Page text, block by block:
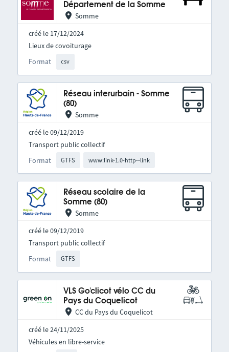
Département de la Somme
Somme
créé le 17/12/2024
Format csv
Lieux de covoiturage
Réseau interurbain - Somme
(80)
Somme
créé le 09/12/2019
Format GTFS www:link-1.0-http--link
Transport public collectif
Réseau scolaire de la
Somme (80)
Somme
créé le 09/12/2019
Format GTFS
Transport public collectif
VLS Go'clicot vélo CC du
Pays du Coquelicot
CC du Pays du Coquelicot
créé le 24/11/2025
Véhicules en libre-service